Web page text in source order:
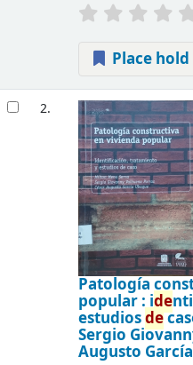
Place hold
2.
Patología
popular : ide
estudiosde
Sergio
Augusto